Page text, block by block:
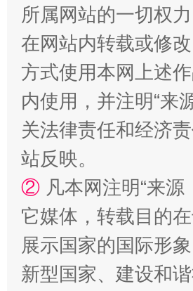
所属网站的一切权
在网站内转载或修
方式使用本网上述
内使用，并注明“来
关法律责任和经济
站反映。
② 凡本网注明“来
它媒体，转载目的
展示国家的国际形
新型国家、建设和